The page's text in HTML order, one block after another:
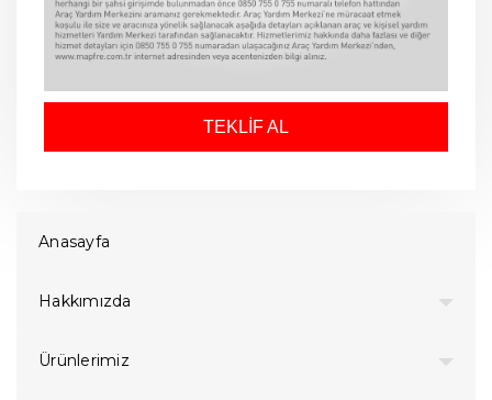
TEKLİF AL
Anasayfa
Hakkımızda
Ürünlerimiz